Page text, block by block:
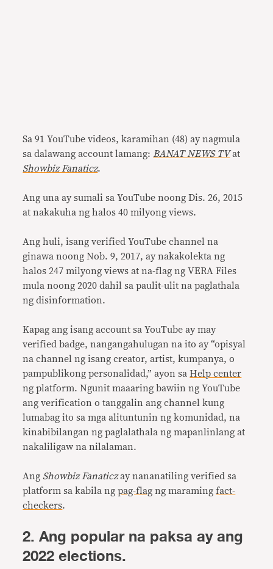
Sa 91 YouTube videos, karamihan (48) ay nagmula
sa dalawang account lamang: BANAT NEWS TVat
Showbiz Fanaticz.
Ang una ay sumali sa YouTube noong Dis. 26, 2015
at nakakuha ng halos 40 milyong views.
Ang huli, isang verified YouTube channel na
ginawa noong Nob. 9, 2017, ay nakakolekta ng
halos 247 milyong views at na-flag ng VERA Files
mula noong 2020 dahil sa paulit-ulit na paglathala
ng disinformation.
Kapag ang isang account sa YouTube ay may
verified badge, nangangahulugan na ito ay “opisyal
na channel ng isang creator, artist, kumpanya, o
pampublikong personalidad,” ayon saHelp center
ng platform. Ngunit maaaring bawiin ng YouTube
ang verification o tanggalin ang channel kung
lumabag ito sa mga alituntunin ng komunidad, na
kinabibilangan ng paglalathala ng mapanlinlang at
nakaliligaw na nilalaman.
Ang Showbiz Fanaticzay nananatiling verified sa
platform sa kabila ngpag-flag ng maramingfact-
checkers.
2. Ang popular na paksa ay ang
2022 elections.